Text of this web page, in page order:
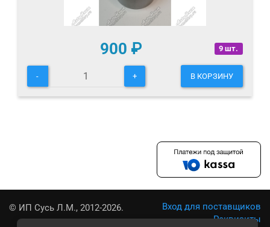
9 шт.
900 ₽
- + В КОРЗИНУ
© ИП Сусь Л.М., 2012-2026.
Вход для поставщиков
Реквизиты